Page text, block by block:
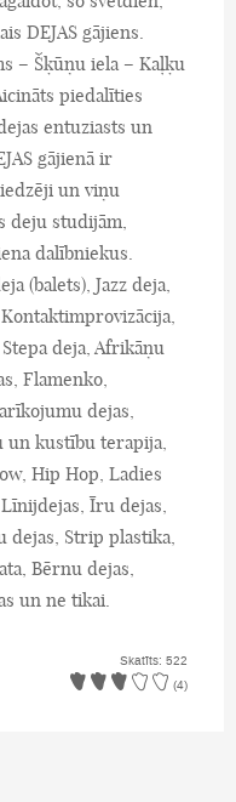
DEJAS gājiens.
– Šķūņu iela – Kaļķu
piedalīties
entuziasts un
gājienā ir
un viņu
deju studijām,
dalībniekus.
(balets), Jazz deja,
deja, Afrikāņu
Flamenko,
dejas,
un kustību terapija,
Hip Hop, Ladies
Īru dejas,
dejas, Strip plastika,
Bērnu dejas,
un ne tikai.
Skatīts: 522
(4)